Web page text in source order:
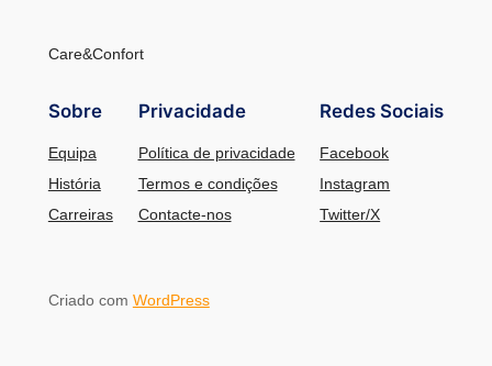
Care&Confort
Sobre
Equipa
História
Carreiras
Privacidade
Política de privacidade
Termos e condições
Contacte-nos
Redes Sociais
Facebook
Instagram
Twitter/X
Criado com WordPress